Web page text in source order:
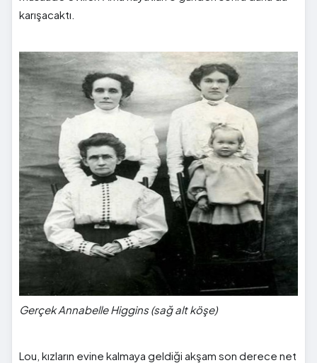
karışacaktı.
Gerçek Annabelle Higgins (sağ alt köşe)
Lou, kızların evine kalmaya geldiği akşam son derece net